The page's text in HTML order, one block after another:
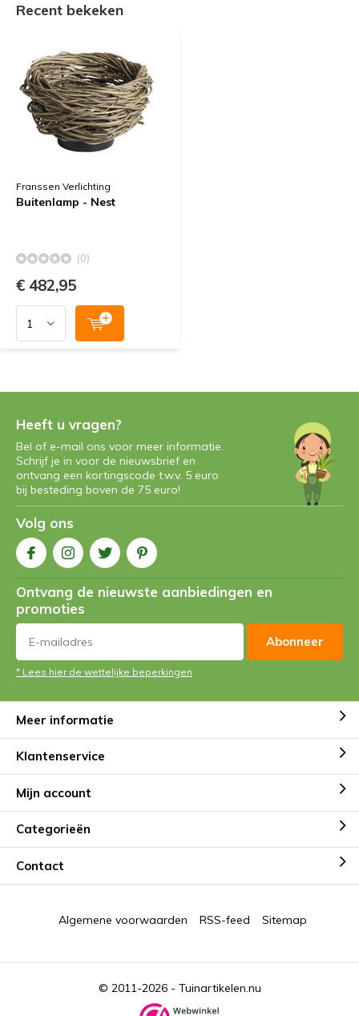
Recent bekeken
Franssen Verlichting
Buitenlamp - Nest
(0)
€ 482,95
Heeft u vragen?
Bel of e-mail ons voor meer informatie.
Schrijf je in voor de nieuwsbrief en
ontvang een kortingscode t.w.v. 5 euro
bij besteding boven de 75 euro!
Volg ons
Ontvang de nieuwste aanbiedingen en
promoties
Abonneer
* Lees hier de wettelijke beperkingen
Meer informatie
Klantenservice
Mijn account
Categorieën
Contact
© 2011-2026 - Tuinartikelen.nu
Algemene voorwaarden RSS-feed Sitemap